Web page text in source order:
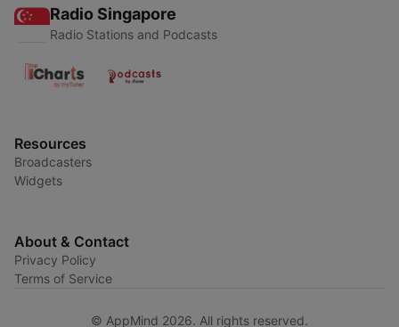
Radio Singapore
Radio Stations and Podcasts
Resources
Broadcasters
Widgets
About & Contact
Privacy Policy
Terms of Service
© AppMind 2026. All rights reserved.